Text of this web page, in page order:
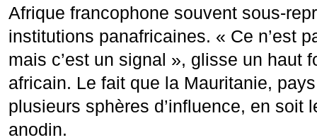
Afrique francophone souvent sous-
institutions panafricaines. « Ce n’est
mais c’est un signal », glisse un haut
africain. Le fait que la Mauritanie,
plusieurs sphères d’influence, en soit
anodin.